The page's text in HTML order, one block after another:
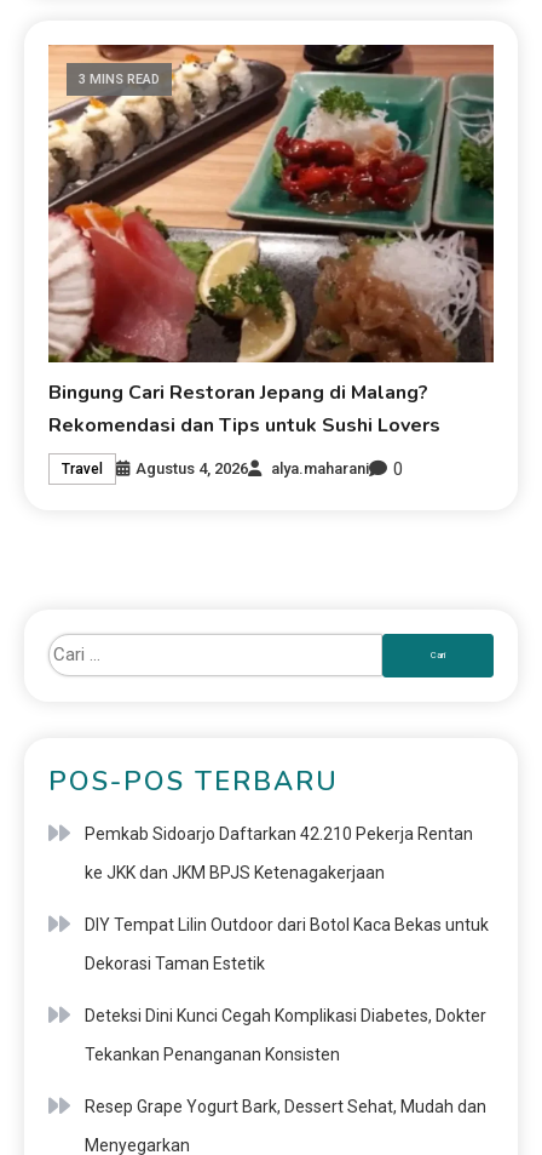
3 MINS READ
Bingung Cari Restoran Jepang di Malang?
Rekomendasi dan Tips untuk Sushi Lovers
Travel Agustus 4, 2026 alya.maharani 0
POS-POS TERBARU
Pemkab Sidoarjo Daftarkan 42.210 Pekerja Rentan
ke JKK dan JKM BPJS Ketenagakerjaan
DIY Tempat Lilin Outdoor dari Botol Kaca Bekas untuk
Dekorasi Taman Estetik
Deteksi Dini Kunci Cegah Komplikasi Diabetes, Dokter
Tekankan Penanganan Konsisten
Resep Grape Yogurt Bark, Dessert Sehat, Mudah dan
Menyegarkan